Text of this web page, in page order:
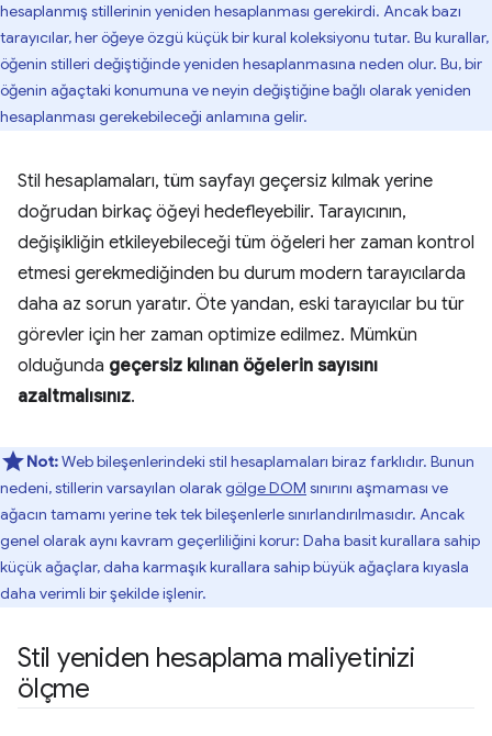
hesaplanmış stillerinin yeniden hesaplanması gerekirdi. Ancak bazı
tarayıcılar, her öğeye özgü küçük bir kural koleksiyonu tutar. Bu kurallar,
öğenin stilleri değiştiğinde yeniden hesaplanmasına neden olur. Bu, bir
öğenin ağaçtaki konumuna ve neyin değiştiğine bağlı olarak yeniden
hesaplanması gerekebileceği anlamına gelir.
Stil hesaplamaları, tüm sayfayı geçersiz kılmak yerine
doğrudan birkaç öğeyi hedefleyebilir. Tarayıcının,
değişikliğin etkileyebileceği tüm öğeleri her zaman kontrol
etmesi gerekmediğinden bu durum modern tarayıcılarda
daha az sorun yaratır. Öte yandan, eski tarayıcılar bu tür
görevler için her zaman optimize edilmez. Mümkün
olduğunda geçersiz kılınan öğelerin sayısını
azaltmalısınız.
Not:Web bileşenlerindeki stil hesaplamaları biraz farklıdır. Bunun
nedeni, stillerin varsayılan olarakgölge DOM sınırını aşmaması ve
ağacın tamamı yerine tek tek bileşenlerle sınırlandırılmasıdır. Ancak
genel olarak aynı kavram geçerliliğini korur: Daha basit kurallara sahip
küçük ağaçlar, daha karmaşık kurallara sahip büyük ağaçlara kıyasla
daha verimli bir şekilde işlenir.
Stil yeniden hesaplama maliyetinizi
ölçme